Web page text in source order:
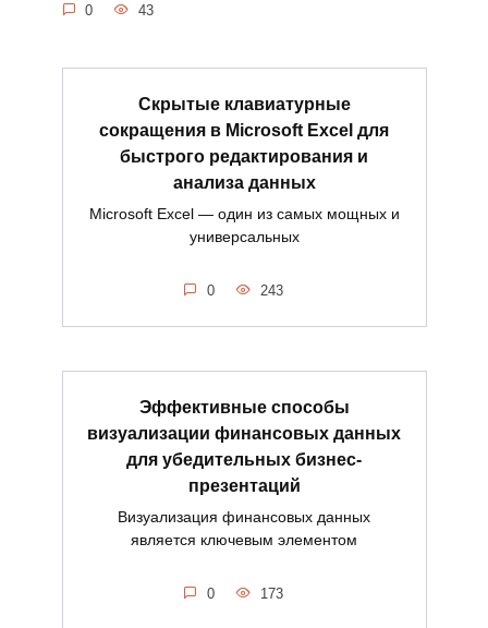
0 43
Скрытые клавиатурные
сокращения в Microsoft Excel для
быстрого редактирования и
анализа данных
Microsoft Excel — один из самых мощных и
универсальных
0 243
Эффективные способы
визуализации финансовых данных
для убедительных бизнес-
презентаций
Визуализация финансовых данных
является ключевым элементом
0 173